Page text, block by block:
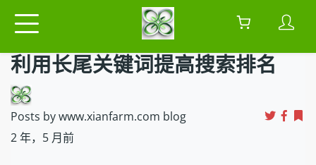
利用长尾关键词提高搜索排名
Posts by www.xianfarm.com blog
2 年，5 月前